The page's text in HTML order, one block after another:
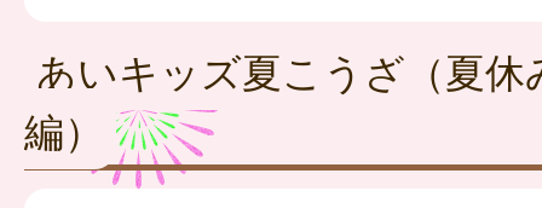
あいキッズ夏こうざ（夏
編）